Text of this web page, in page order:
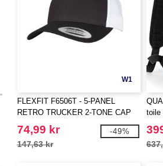
W1
FLEXFIT F6506T - 5-PANEL
RETRO TRUCKER 2-TONE CAP
74,99 kr
147,63 kr
-49%
toile